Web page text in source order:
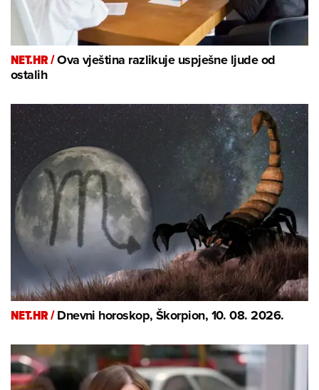
NET.HR /Ova vještina razlikuje uspješne ljude od
ostalih
NET.HR /Dnevni horoskop, Škorpion, 10. 08. 2026.